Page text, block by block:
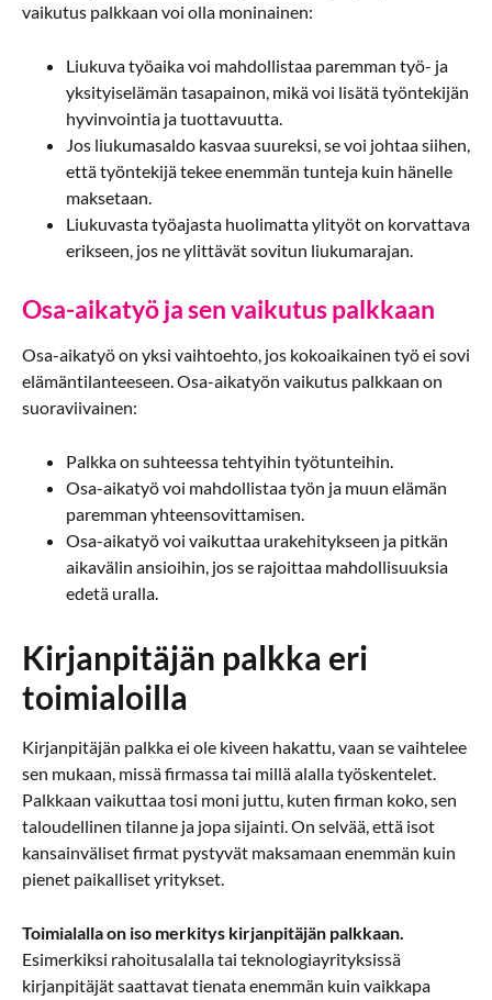
vaikutus palkkaan voi olla moninainen:
Liukuva työaika voi mahdollistaa paremman työ- ja
yksityiselämän tasapainon, mikä voi lisätä työntekijän
hyvinvointia ja tuottavuutta.
Jos liukumasaldo kasvaa suureksi, se voi johtaa siihen,
että työntekijä tekee enemmän tunteja kuin hänelle
maksetaan.
Liukuvasta työajasta huolimatta ylityöt on korvattava
erikseen, jos ne ylittävät sovitun liukumarajan.
Osa-aikatyö ja sen vaikutus palkkaan
Osa-aikatyö on yksi vaihtoehto, jos kokoaikainen työ ei sovi
elämäntilanteeseen. Osa-aikatyön vaikutus palkkaan on
suoraviivainen:
Palkka on suhteessa tehtyihin työtunteihin.
Osa-aikatyö voi mahdollistaa työn ja muun elämän
paremman yhteensovittamisen.
Osa-aikatyö voi vaikuttaa urakehitykseen ja pitkän
aikavälin ansioihin, jos se rajoittaa mahdollisuuksia
edetä uralla.
Kirjanpitäjän palkka eri
toimialoilla
Kirjanpitäjän palkka ei ole kiveen hakattu, vaan se vaihtelee
sen mukaan, missä firmassa tai millä alalla työskentelet.
Palkkaan vaikuttaa tosi moni juttu, kuten firman koko, sen
taloudellinen tilanne ja jopa sijainti. On selvää, että isot
kansainväliset firmat pystyvät maksamaan enemmän kuin
pienet paikalliset yritykset.
Toimialalla on iso merkitys kirjanpitäjän palkkaan.
Esimerkiksi rahoitusalalla tai teknologiayrityksissä
kirjanpitäjät saattavat tienata enemmän kuin vaikkapa